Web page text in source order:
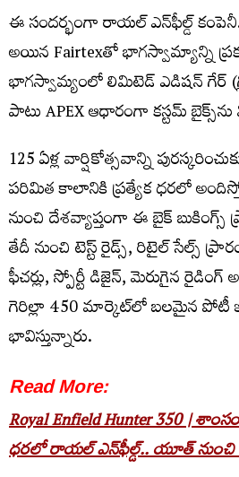
ఈ సందర్భంగా రాయల్ ఎన్‌ఫీల్డ్
అయిన Fairtexతో భాగస్వామ్యాన్ని
భాగస్వామ్యంలో లిమిటెడ్ ఎడిషన్ గేర్
పాటు APEX ఆధారంగా కస్టమ్
125 ఏళ్ల వార్షికోత్సవాన్ని
పరిమిత కాలానికి ప్రత్యేక ధరలో
నుంచి దేశవ్యాప్తంగా ఈ బైక్
తేదీ నుంచి టెస్ట్ రైడ్స్, రిటైల్ సేల్స్
ఫీచర్లు, స్పోర్టీ డిజైన్, మెరుగైన రైడింగ్
గెరిల్లా 450 మార్కెట్‌లో బలమైన పోటీ
భావిస్తున్నారు.
Read More:
Royal Enfield Hunter 350 |
ధరలో రాయల్ ఎన్‌ఫీల్డ్.. యూత్